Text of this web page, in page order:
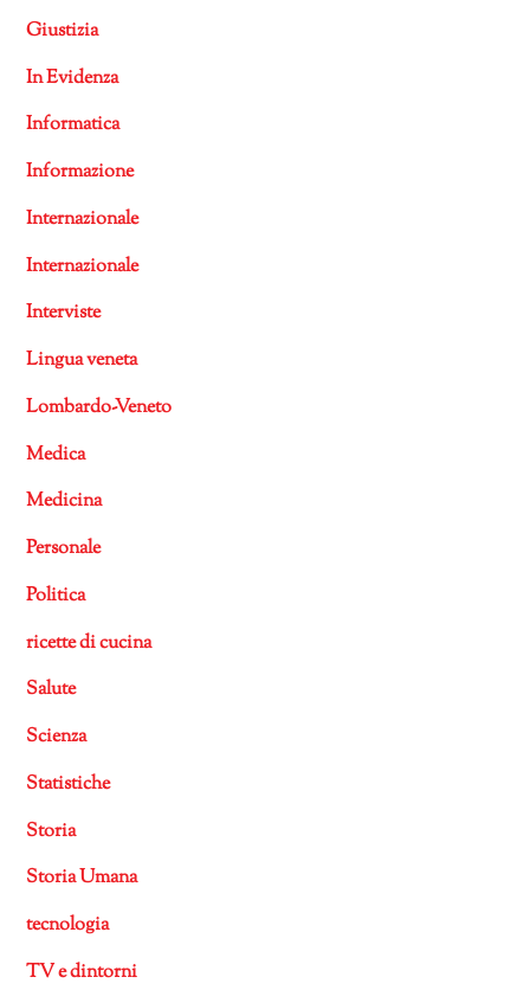
Giustizia
In Evidenza
Informatica
Informazione
Internazionale
Internazionale
Interviste
Lingua veneta
Lombardo-Veneto
Medica
Medicina
Personale
Politica
ricette di cucina
Salute
Scienza
Statistiche
Storia
Storia Umana
tecnologia
TV e dintorni